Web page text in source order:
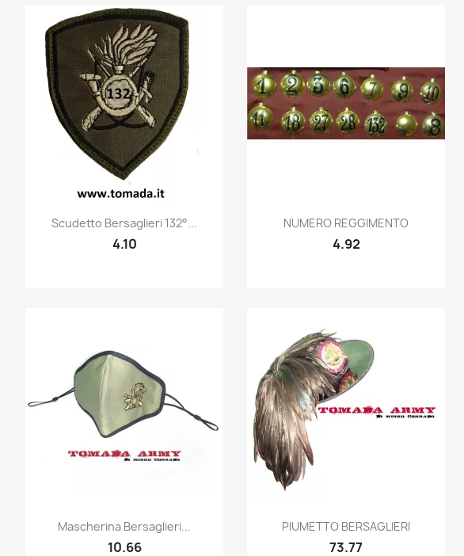
Quick view
Scudetto Bersaglieri 132°...
4.10
Quick view
NUMERO REGGIMENTO
4.92
Quick view
Mascherina Bersaglieri...
10.66
Quick view
PIUMETTO BERSAGLIERI
73.77